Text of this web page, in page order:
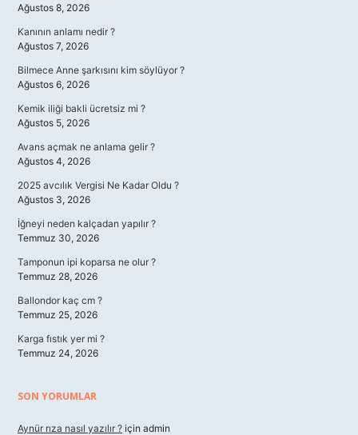
Ağustos 8, 2026
Kanının anlamı nedir ?
Ağustos 7, 2026
Bilmece Anne şarkısını kim söylüyor ?
Ağustos 6, 2026
Kemik iliği bakli ücretsiz mi ?
Ağustos 5, 2026
Avans açmak ne anlama gelir ?
Ağustos 4, 2026
2025 avcılık Vergisi Ne Kadar Oldu ?
Ağustos 3, 2026
İğneyi neden kalçadan yapılır ?
Temmuz 30, 2026
Tamponun ipi koparsa ne olur ?
Temmuz 28, 2026
Ballondor kaç cm ?
Temmuz 25, 2026
Karga fıstık yer mi ?
Temmuz 24, 2026
SON YORUMLAR
Aynür rıza nasıl yazılır ? için admin